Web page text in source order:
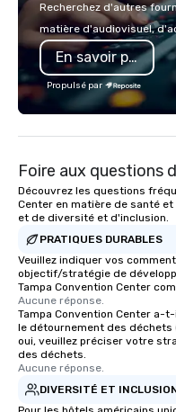
Recherchez d'autres
matière d'audiovisuel,
En savoir plus
Propulsé par
Foire aux questions
Découvrez les questions
Center en matière de santé
et de diversité et d'inclusion.
PRATIQUES DURABLES
Veuillez indiquer vos
objectif/stratégie de
Tampa Convention Center
Aucune réponse.
Tampa Convention Center a-
le détournement des déchets
oui, veuillez préciser votre
des déchets.
Aucune réponse.
DIVERSITÉ ET